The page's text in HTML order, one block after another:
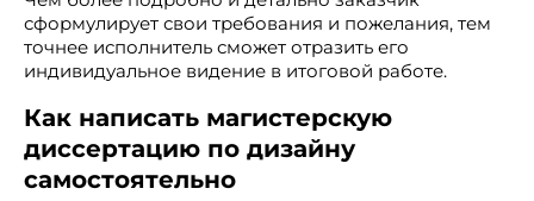
сформулирует свои требования и пожелания, тем
точнее исполнитель сможет отразить его
индивидуальное видение в итоговой работе.
Как написать магистерскую
диссертацию по дизайну
самостоятельно